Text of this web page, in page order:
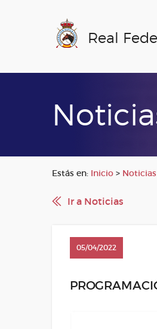
Real
Estás en: Inicio > Noticias
Ir a Noticias
05/04/2022